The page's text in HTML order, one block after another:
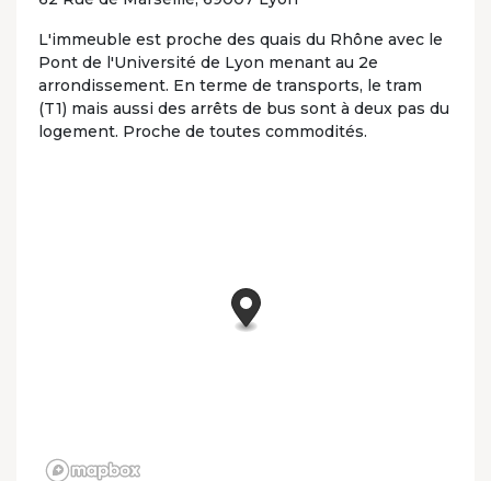
L'immeuble est proche des quais du Rhône avec le
Pont de l'Université de Lyon menant au 2e
arrondissement. En terme de transports, le tram
(T1) mais aussi des arrêts de bus sont à deux pas du
logement. Proche de toutes commodités.